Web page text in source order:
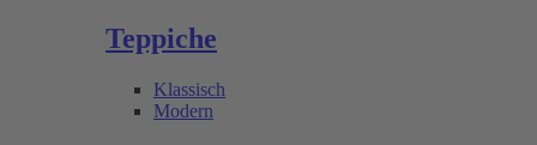
Teppiche
Klassisch
Modern